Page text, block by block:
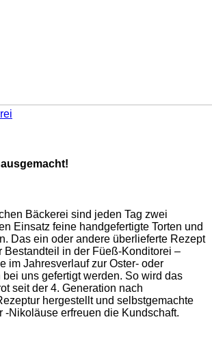
Bäckerei sind jeden Tag zwei
Einsatz feine handgefertigte Torten und
Das ein oder andere überlieferte Rezept
Bestandteil in der Füeß-Konditorei –
im Jahresverlauf zur Oster- oder
uns gefertigt werden. So wird das
seit der 4. Generation nach
hergestellt und selbstgemachte
-Nikoläuse erfreuen die Kundschaft.